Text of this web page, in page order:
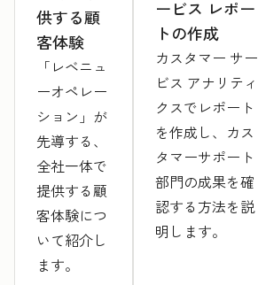
供する顧
客体験
「レベニュ
ーオペレー
ション」が
先導する、
全社一体で
提供する顧
客体験につ
いて紹介し
ます。
ービス レポー
トの作成
カスタマー サー
ビス アナリティ
クスでレポート
を作成し、カス
タマーサポート
部門の成果を確
認する方法を説
明します。